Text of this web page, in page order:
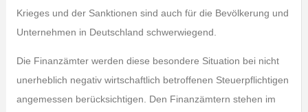
Krieges und der Sanktionen sind auch für die Bevölkerung und
Unternehmen in Deutschland schwerwiegend.
Die Finanzämter werden diese besondere Situation bei nicht
unerheblich negativ wirtschaftlich betroffenen Steuerpflichtigen
angemessen berücksichtigen. Den Finanzämtern stehen im